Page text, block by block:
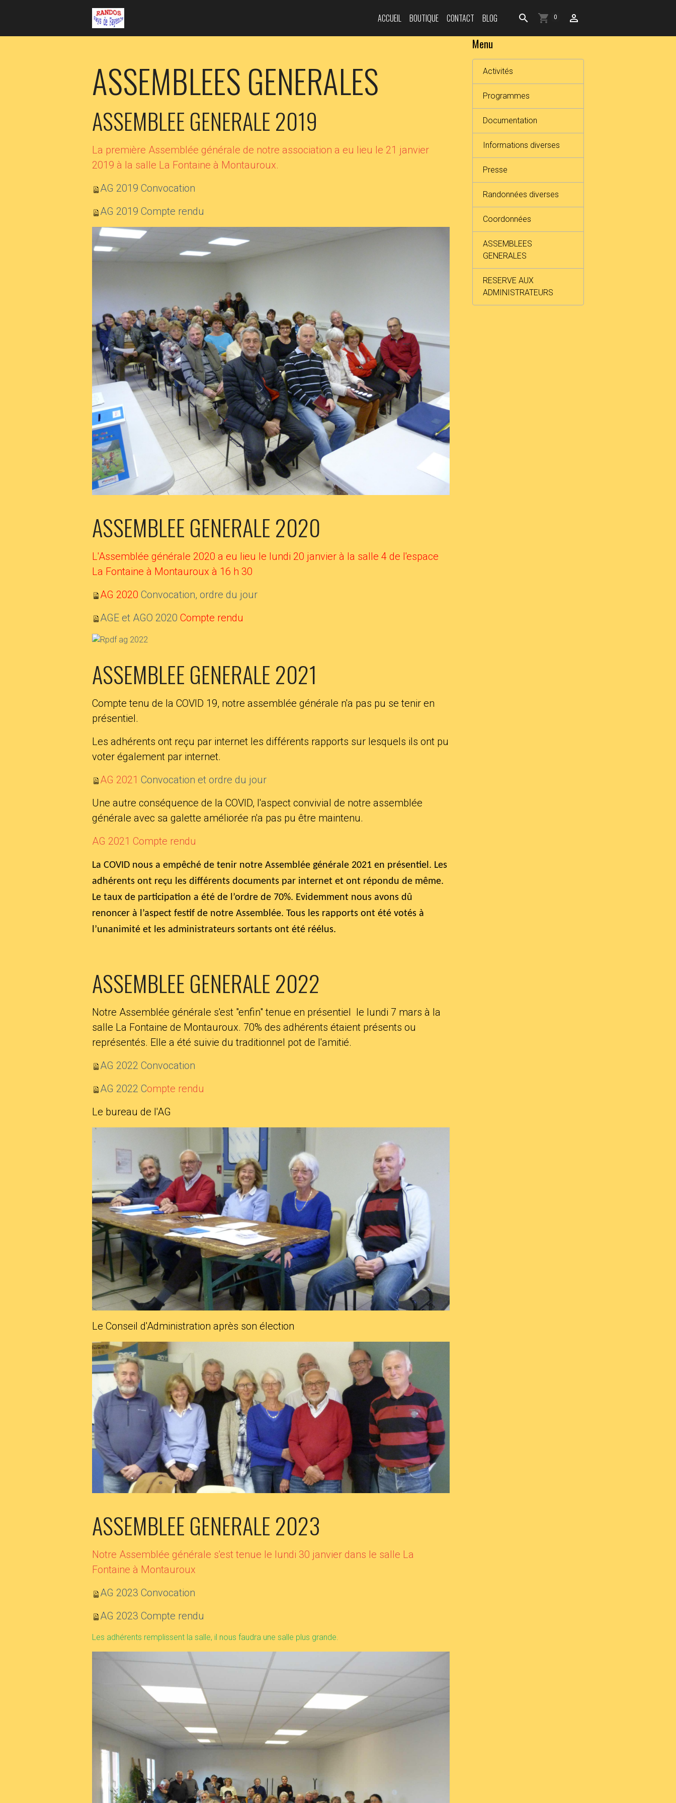
ACCUEIL BOUTIQUE CONTACT BLOG 0
ASSEMBLEES GENERALES
ASSEMBLEE GENERALE 2019
La première Assemblée générale de notre association a eu lieu le 21 janvier
2019 à la salle La Fontaine à Montauroux.
AG 2019 Convocation
AG 2019 Compte rendu
ASSEMBLEE GENERALE 2020
L'Assemblée générale 2020 a eu lieu le lundi 20 janvier à la salle 4 de l'espace
La Fontaine à Montauroux à 16 h 30
AG 2020 Convocation, ordre du jour
AGE et AGO 2020 Compte rendu
ASSEMBLEE GENERALE 2021
Compte tenu de la COVID 19, notre assemblée générale n'a pas pu se tenir en
présentiel.
Les adhérents ont reçu par internet les différents rapports sur lesquels ils ont pu
voter également par internet.
AG 2021 Convocation et ordre du jour
Une autre conséquence de la COVID, l'aspect convivial de notre assemblée
générale avec sa galette améliorée n'a pas pu être maintenu.
AG 2021 Compte rendu
La COVID nous a empêché de tenir notre Assemblée générale 2021 en présentiel. Les
adhérents ont reçu les différents documents par internet et ont répondu de même.
Le taux de participation a été de l’ordre de 70%. Evidemment nous avons dû
renoncer à l’aspect festif de notre Assemblée. Tous les rapports ont été votés à
l’unanimité et les administrateurs sortants ont été réélus.
ASSEMBLEE GENERALE 2022
Notre Assemblée générale s'est "enfin" tenue en présentiel le lundi 7 mars à la
salle La Fontaine de Montauroux. 70% des adhérents étaient présents ou
représentés. Elle a été suivie du traditionnel pot de l'amitié.
AG 2022 Convocation
AG 2022 Compte rendu
Le bureau de l'AG
Le Conseil d'Administration après son élection
ASSEMBLEE GENERALE 2023
Notre Assemblée générale s'est tenue le lundi 30 janvier dans le salle La
Fontaine à Montauroux
AG 2023 Convocation
AG 2023 Compte rendu
Les adhérents remplissent la salle, il nous faudra une salle plus grande.
Menu
Activités
Programmes
Documentation
Informations diverses
Presse
Randonnées diverses
Coordonnées
ASSEMBLEES
GENERALES
RESERVE AUX
ADMINISTRATEURS